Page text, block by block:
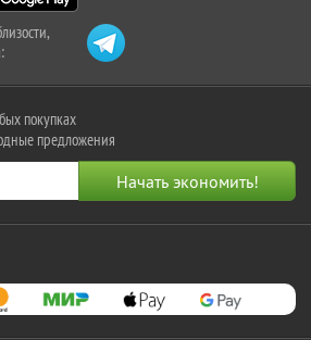
покупках
предложения